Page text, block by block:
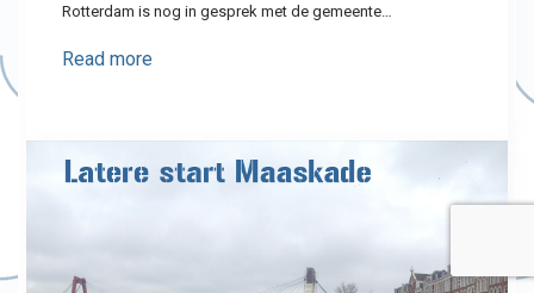
Rotterdam is nog in gesprek met de gemeente…
Read more